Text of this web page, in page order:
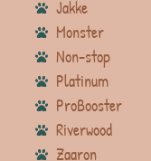
Jakke
Monster
Non-stop
Platinum
ProBooster
Riverwood
Zaaron